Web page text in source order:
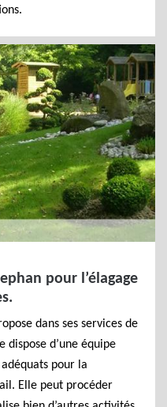
pour l’élagage
dans ses services de
dispose d’une équipe
pour la
Elle peut procéder